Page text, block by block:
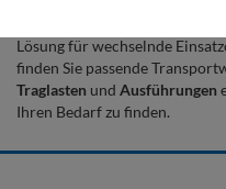
Lösung für wechselnde
finden Sie passende
Traglasten und Ausführungen
Ihren Bedarf zu finden.